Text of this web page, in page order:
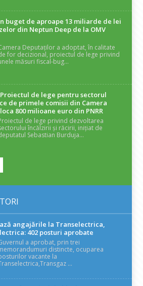
buget de aproape 13 miliarde de lei
din Neptun Deep de la OMV
Deputaților a adoptat, în calitate
for decizional, proiectul de lege privind
măsuri fiscal-bug...
de lege pentru sectorul
de primele comisii din Camera
800 milioane euro din PNRR
de lege privind dezvoltarea
încălzirii și răcirii, inițiat de
Sebastian Burduja...
angajările la Transelectrica,
402 posturi aprobate
a aprobat, prin trei
distincte, ocuparea
vacante la
...